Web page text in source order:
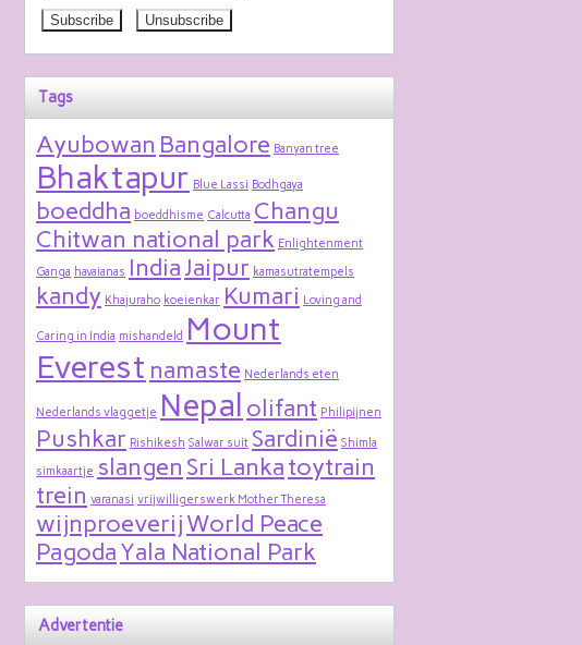
Tags
Ayubowan Bangalore Banyan tree
Bhaktapur Blue Lassi Bodhgaya
boeddha boeddhisme Calcutta Changu
Chitwan national park Enlightenment
Ganga havaianas IndiaJaipur kamasutratempels
kandy Khajuraho koeienkar Kumari Loving and
Caring in India mishandeld Mount
Everest namaste Nederlands eten
Nederlands vlaggetje Nepal olifant Philipijnen
Pushkar Rishikesh Salwar suit Sardinië Shimla
simkaartje slangen Sri Lankatoytrain
trein varanasi vrijwilligerswerk Mother Theresa
wijnproeverijWorld Peace
PagodaYala National Park
Advertentie